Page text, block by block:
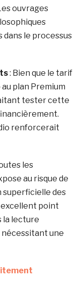
ouvrages
le processus
: Bien que le tarif
plan Premium
tester cette
renforcerait
les
au risque de
superficielle des
point
la lecture
nécessitant une